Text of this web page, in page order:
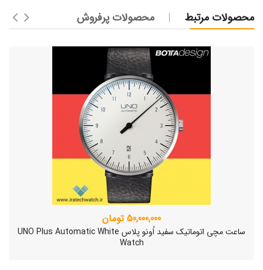
محصولات مرتبط محصولات پرفروش
50,000,000 تومان
ساعت مچی اتوماتیک سفید اُونو پلاس UNO Plus Automatic White
Watch